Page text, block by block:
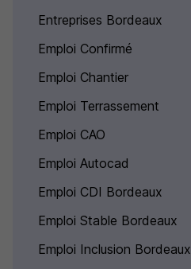
Entreprises Bordeaux
Emploi Confirmé
Emploi Chantier
Emploi Terrassement
Emploi CAO
Emploi Autocad
Emploi CDI Bordeaux
Emploi Stable Bordeaux
Emploi Inclusion Bordeaux